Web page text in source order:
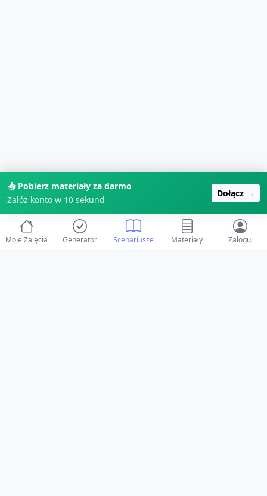
📥 Pobierz materiały za darmo
Załóż konto w 10 sekund
Dołącz →
Moje Zajęcia Generator Scenariusze Materiały Zaloguj